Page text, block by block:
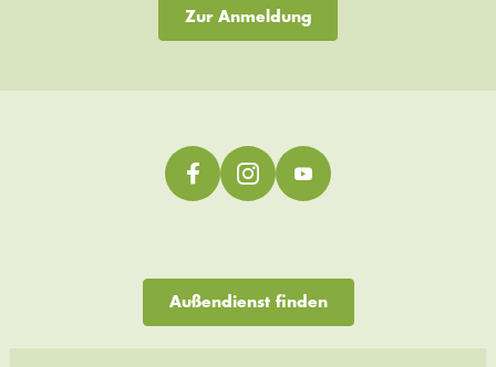
Zur Anmeldung
Außendienst finden